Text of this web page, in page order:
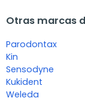
Otras marcas
Parodontax
Kin
Sensodyne
Kukident
Weleda